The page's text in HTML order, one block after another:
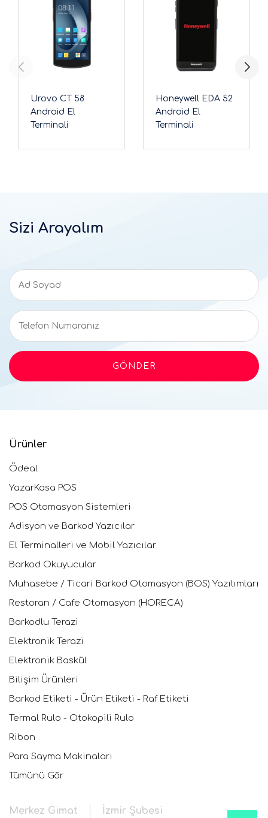
Urovo CT 58
Android El
Terminali
Honeywell EDA 52
Android El
Terminali
Sizi Arayalım
Ürünler
Ödeal
YazarKasa POS
POS Otomasyon Sistemleri
Adisyon ve Barkod Yazıcılar
El Terminalleri ve Mobil Yazıcılar
Barkod Okuyucular
Muhasebe / Ticari Barkod Otomasyon (BOS) Yazılımları
Restoran / Cafe Otomasyon (HORECA)
Barkodlu Terazi
Elektronik Terazi
Elektronik Baskül
Bilişim Ürünleri
Barkod Etiketi - Ürün Etiketi - Raf Etiketi
Termal Rulo - Otokopili Rulo
Ribon
Para Sayma Makinaları
Tümünü Gör
Merkez Gimat İzmir Şubesi